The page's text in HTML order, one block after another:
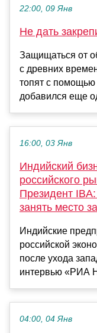
22:00, 09 Янв
Не дать
Защищаться от
с древних
топят с помощью
добавился еще
16:00, 03 Янв
Индийский
российского
Президент
занять место
Индийские
российской
после ухода
интервью «РИА
04:00, 04 Янв